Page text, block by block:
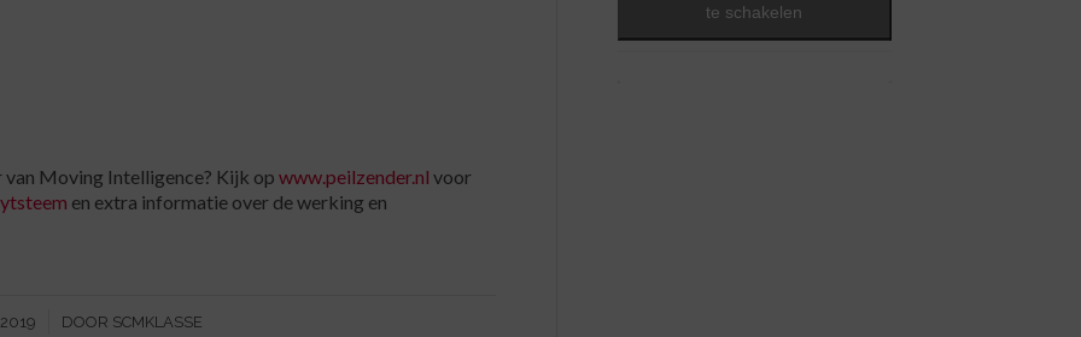
Moving Intelligence? Kijk op www.peilzender.nl voor
en extra informatie over de werking en
DOOR SCMKLASSE
te schakelen